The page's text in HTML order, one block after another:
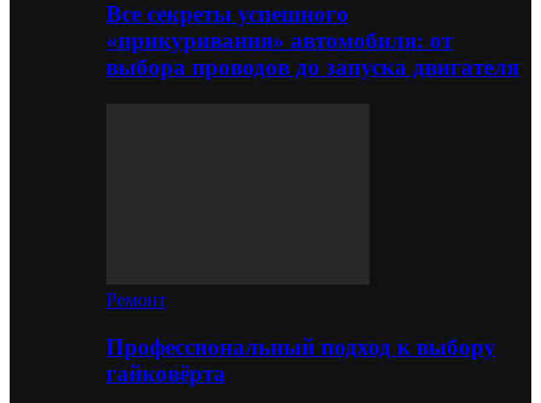
Все секреты успешного
«прикуривания» автомобиля: от
выбора проводов до запуска двигателя
Ремонт
Профессиональный подход к выбору
гайковёрта